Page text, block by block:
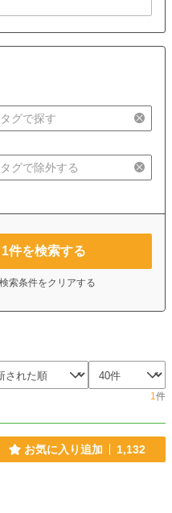
1件を検索する
索条件をクリアする
1件
お気に入り追加 1,132